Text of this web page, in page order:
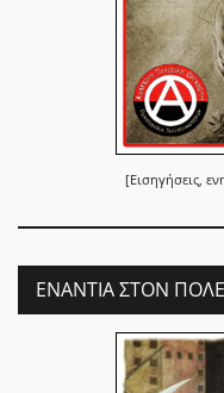
[Εισηγήσεις,
ΕΝΆΝΤΙΑ ΣΤΟΝ